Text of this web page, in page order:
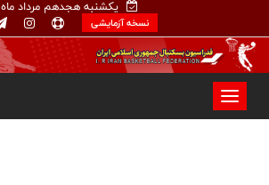
یکشنبه هجدهم مرداد ماه
نسخه آزمایشی